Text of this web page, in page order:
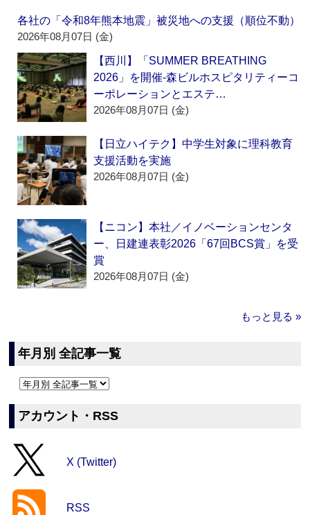
各社の「令和8年熊本地震」被災地への支援（順位不動）
2026年08月07日 (金)
【西川】「SUMMER BREATHING
2026」を開催‐森ビルホスピタリティーコ
ーポレーションとエステ…
2026年08月07日 (金)
【日立ハイテク】中学生対象に理科教育
支援活動を実施
2026年08月07日 (金)
【ニコン】本社／イノベーションセンタ
ー、日建連表彰2026「67回BCS賞」を受
賞
2026年08月07日 (金)
もっと見る »
年月別 全記事一覧
アカウント・RSS
X (Twitter)
RSS